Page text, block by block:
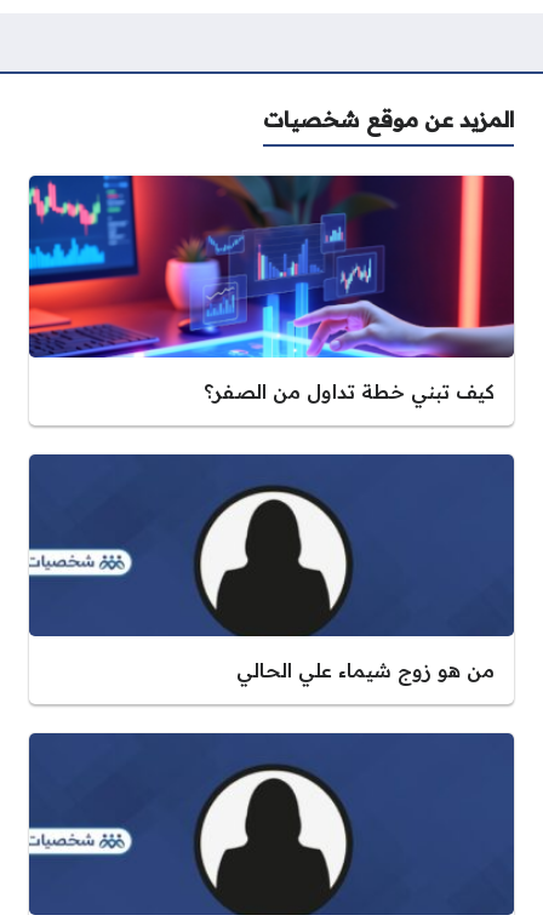
المزيد عن موقع شخصيات
كيف تبني خطة تداول من الصفر؟
من هو زوج شيماء علي الحالي